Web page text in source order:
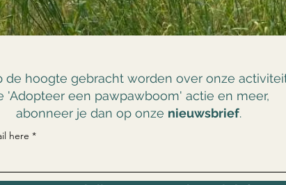
de hoogte gebracht worden over onze
'Adopteer een pawpawboom' actie en meer,
abonneer je dan op onze nieuwsbrief.
here